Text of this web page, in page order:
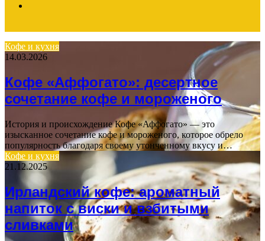
for
Кофе и кухня
14.03.2026
Кофе «Аффогато»: десертное
сочетание кофе и мороженого
История и происхождение Кофе «Аффогато» — это
изысканное сочетание кофе и мороженого, которое обрело
популярность благодаря своему утонченному вкусу и…
Кофе и кухня
21.12.2025
Ирландский кофе: ароматный
напиток с виски и взбитыми
сливками